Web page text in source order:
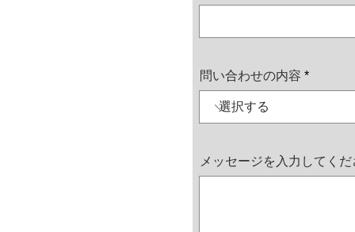
問い合わせの内容
メッセージを入力してくだ